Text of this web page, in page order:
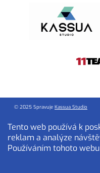
© 2025 Spravuje Kassua Studio
Tento web používá k
reklam a analýze
Používáním tohoto